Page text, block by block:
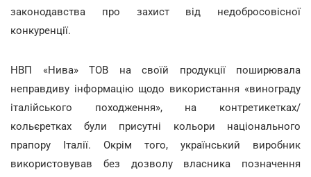
законодавства про захист від недобросовісної
конкуренції.
НВП «Нива» ТОВ на своїй продукції поширювала
неправдиву інформацію щодо використання «винограду
італійського походження», на контретикетках/
кольєретках були присутні кольори національного
прапору Італії. Окрім того, український виробник
використовував без дозволу власника позначення